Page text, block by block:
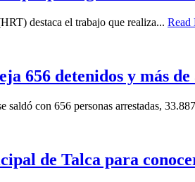
destaca el trabajo que realiza... Read
656 detenidos y más
con 656 personas arrestadas,
de Talca para